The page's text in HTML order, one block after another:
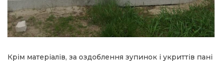
Крім матеріалів, за оздоблення зупинок і укриттів пані